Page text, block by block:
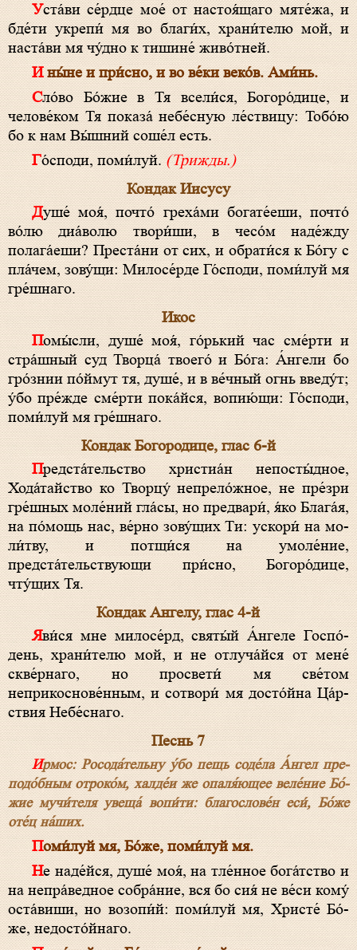
Уста́ви се́рдце мое́ от настоя́щаго мяте́жа, и
бде́ти укрепи́ мя во бла­ги́х, храни́телю мой, и
наста́ви мя чу́дно к тишине́ живо́тней.
И ны́не и при́сно, и во ве́ки веко́в. Ами́нь.
Сло́во Бо́­жие в Тя всели́ся, Бо­го­ро́­ди­це, и
челове́ком Тя показа́ не­бе́с­ную ле́ствицу: Тобо́ю
бо к нам Вы́шний соше́л есть.
Го́споди, поми́луй. (Трижды.)
Кондак Иисусу
Душе́ моя́, почто́ греха́ми богате́еши, почто́
во́лю диа́волю твори́ши, в чесо́м наде́жду
полага́еши? Преста́ни от сих, и обрати́ся к Бо́­гу с
пла́чем, зову́щи: Ми­ло­се́р­де Го́с­по­ди, поми́луй мя
гре́шнаго.
Икос
Помы́сли, душе́ моя́, го́рький час сме́рти и
стра́шный суд Творца́ твоего́ и Бо́­га: А́н­ге­ли бо
гро́знии по́ймут тя, душе́, и в ве́чный огнь введу́т;
у́бо пре́жде сме́рти пока́йся, вопию́щи: Го́с­по­ди,
поми́луй мя гре́шнаго.
Кондак Богородице, глас 6-й
Предста́тельство хри­стиа́н непосты́дное,
Хода́тайство ко Творцу́ непрело́жное, не пре́зри
гре́шных моле́ний гла́сы, но предвари́, я́ко Бла­га́я,
на по́мощь нас, ве́рно зову́щих Ти: ускори́ на мо­
ли́т­ву, и потщи́ся на умоле́ние,
предста́тельствующи при́сно, Бо­го­ро́­ди­це,
чту́щих Тя.
Кондак Ангелу, глас 4-й
Яви́ся мне ми­ло­се́р­д, свя­ты́й А́н­ге­ле Гос­по́­
день, храни́телю мой, и не отлуча́йся от мене́
скве́рнаго, но просвети́ мя све́том
неприкоснове́нным, и сотвори́ мя досто́йна Ца́р­
ст­вия Не­бе́с­наго.
Песнь 7
Ирмос: Росода́тельну у́бо пещь соде́ла А́н­гел пре­
по­до́б­ным отроко́м, халде́и же опаля́ющее веле́ние Бо́­
жие мучи́теля увеща́ вопи́ти: бла­гослове́н еси́, Бо́­же
оте́ц на́ших.
Поми́луй мя, Бо́­же, поми́луй мя.
Не наде́йся, душе́ моя́, на тле́нное бога́тство и
на непра́ведное собра́ние, вся бо сия́ не ве́си кому́
оста́виши, но возопи́й: поми́луй мя, Хри­сте́ Бо́­
же, недосто́йнаго.